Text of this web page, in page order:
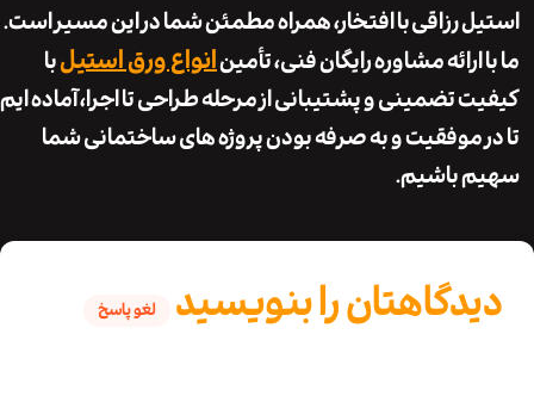
رزاقیبا افتخار، همراه مطمئن شما در این مسیر است.
مشاوره رایگان فنی، تأمینانواع ورق استیلبا
تضمینی و پشتیبانی از مرحله طراحی تا اجرا، آماده ایم
موفقیت و به صرفه بودن پروژه های ساختمانی شما
باشیم.
را بنویسید لغو پاسخ